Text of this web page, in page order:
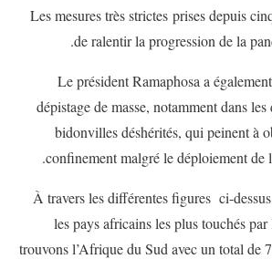
Les mesures très strictes prises depuis
de ralentir la progression de la
Le président Ramaphosa a
dépistage de masse, notamment dans
bidonvilles déshérités, qui peinent à
confinement malgré le déploiement de
À travers les différentes figures ci-
les pays africains les plus touchés
trouvons l’Afrique du Sud avec un total de